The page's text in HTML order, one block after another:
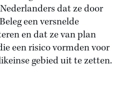
dat ze door
een versnelde
en dat ze van plan
een risico vormden voor
gebied uit te zetten.